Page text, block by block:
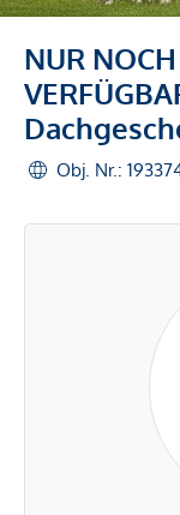
NUR
Obj. Nr.: